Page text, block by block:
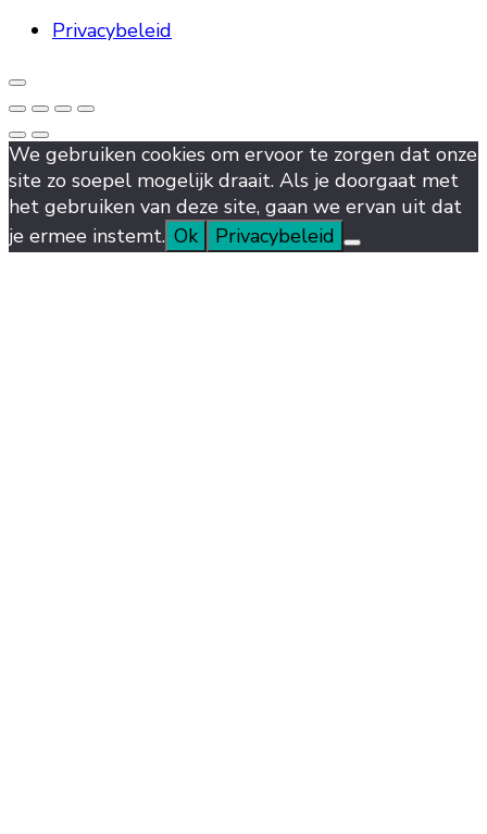
Privacybeleid
We gebruiken cookies om ervoor te zorgen dat onze
site zo soepel mogelijk draait. Als je doorgaat met
het gebruiken van deze site, gaan we ervan uit dat
je ermee instemt. Ok Privacybeleid